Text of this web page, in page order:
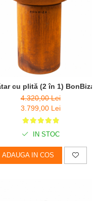
- D 80cm x H 100cm
cu plită (2 în 1) BonBiza
4.320,00 Lei
3.799,00 Lei
IN STOC
ADAUGA IN COS